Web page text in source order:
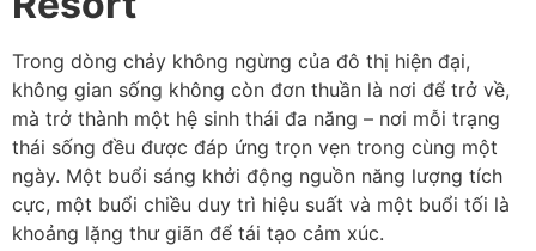
Trong dòng chảy không ngừng của đô thị hiện đại,
không gian sống không còn đơn thuần là nơi để trở về,
mà trở thành một hệ sinh thái đa năng – nơi mỗi trạng
thái sống đều được đáp ứng trọn vẹn trong cùng một
ngày. Một buổi sáng khởi động nguồn năng lượng tích
cực, một buổi chiều duy trì hiệu suất và một buổi tối là
khoảng lặng thư giãn để tái tạo cảm xúc.